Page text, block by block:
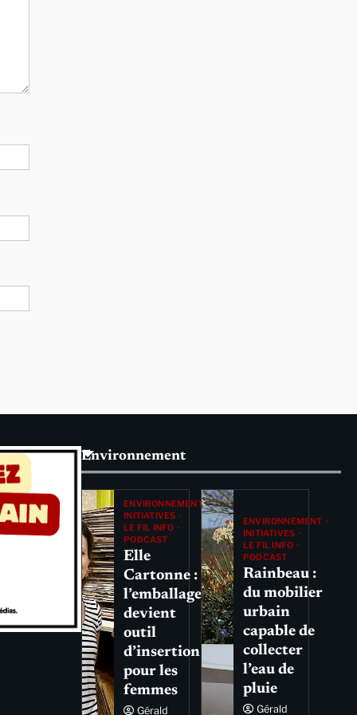
Environnement
ENVIRONNEMENT
INITIATIVES
LE FIL INFO
PODCAST
Elle
Cartonne :
l’emballage
devient
outil
d’insertion
pour les
femmes
Gérald
ENVIRONNEMENT
INITIATIVES
LE FIL INFO
PODCAST
Rainbeau :
du mobilier
urbain
capable de
collecter
l’eau de
pluie
Gérald